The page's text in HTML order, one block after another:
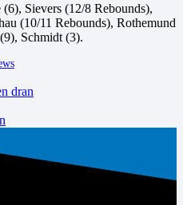
Sievers (12/8 Rebounds),
(10/11 Rebounds), Rothemund
Schmidt (3).
dran